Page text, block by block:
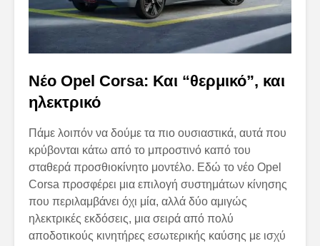
Νέο Opel Corsa: Και “θερμικό”, και
ηλεκτρικό
Πάμε λοιπόν να δούμε τα πιο ουσιαστικά, αυτά που
κρύβονται κάτω από το μπροστινό καπό του
σταθερά προσθιοκίνητο μοντέλο. Εδώ το νέο Opel
Corsa προσφέρει μια επιλογή συστημάτων κίνησης
που περιλαμβάνει όχι μία, αλλά δύο αμιγώς
ηλεκτρικές εκδόσεις, μια σειρά από πολύ
αποδοτικούς κινητήρες εσωτερικής καύσης με ισχύ